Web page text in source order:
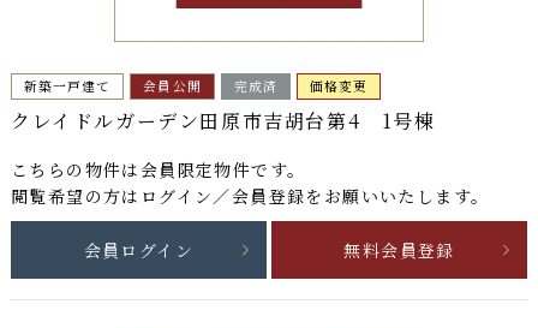
新築一戸建て 会員公開 完成済 価格変更
クレイドルガーデン田原市吉胡台第4 1号棟
こちらの物件は 会員限定物件です。
閲覧希望の方はログイン／会員登録をお願いいたします。
会員ログイン 無料会員登録